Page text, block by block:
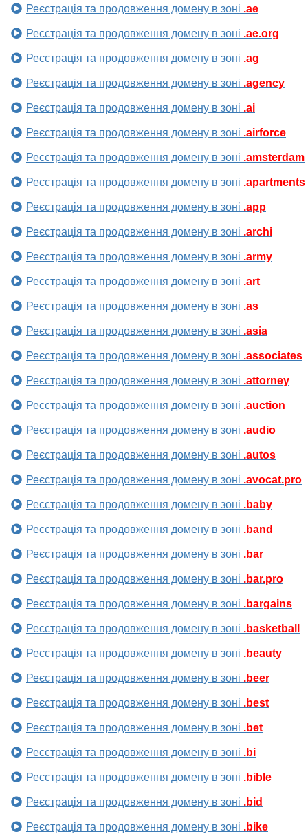
Реєстрація та продовження домену в зоні .ae
Реєстрація та продовження домену в зоні .ae.org
Реєстрація та продовження домену в зоні .ag
Реєстрація та продовження домену в зоні .agency
Реєстрація та продовження домену в зоні .ai
Реєстрація та продовження домену в зоні .airforce
Реєстрація та продовження домену в зоні .amsterdam
Реєстрація та продовження домену в зоні .apartments
Реєстрація та продовження домену в зоні .app
Реєстрація та продовження домену в зоні .archi
Реєстрація та продовження домену в зоні .army
Реєстрація та продовження домену в зоні .art
Реєстрація та продовження домену в зоні .as
Реєстрація та продовження домену в зоні .asia
Реєстрація та продовження домену в зоні .associates
Реєстрація та продовження домену в зоні .attorney
Реєстрація та продовження домену в зоні .auction
Реєстрація та продовження домену в зоні .audio
Реєстрація та продовження домену в зоні .autos
Реєстрація та продовження домену в зоні .avocat.pro
Реєстрація та продовження домену в зоні .baby
Реєстрація та продовження домену в зоні .band
Реєстрація та продовження домену в зоні .bar
Реєстрація та продовження домену в зоні .bar.pro
Реєстрація та продовження домену в зоні .bargains
Реєстрація та продовження домену в зоні .basketball
Реєстрація та продовження домену в зоні .beauty
Реєстрація та продовження домену в зоні .beer
Реєстрація та продовження домену в зоні .best
Реєстрація та продовження домену в зоні .bet
Реєстрація та продовження домену в зоні .bi
Реєстрація та продовження домену в зоні .bible
Реєстрація та продовження домену в зоні .bid
Реєстрація та продовження домену в зоні .bike